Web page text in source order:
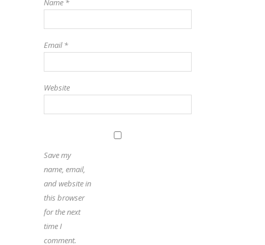
Name *
Email*
Website
Save my
name, email,
and website in
this browser
for the next
time I
comment.